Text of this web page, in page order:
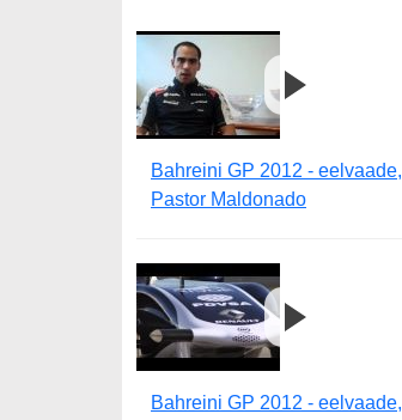
Bahreini GP 2012 - eelvaade,
Pastor Maldonado
Bahreini GP 2012 - eelvaade,